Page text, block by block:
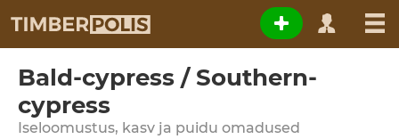
Bald-cypress / Southern-
cypress
Iseloomustus, kasv ja puidu omadused